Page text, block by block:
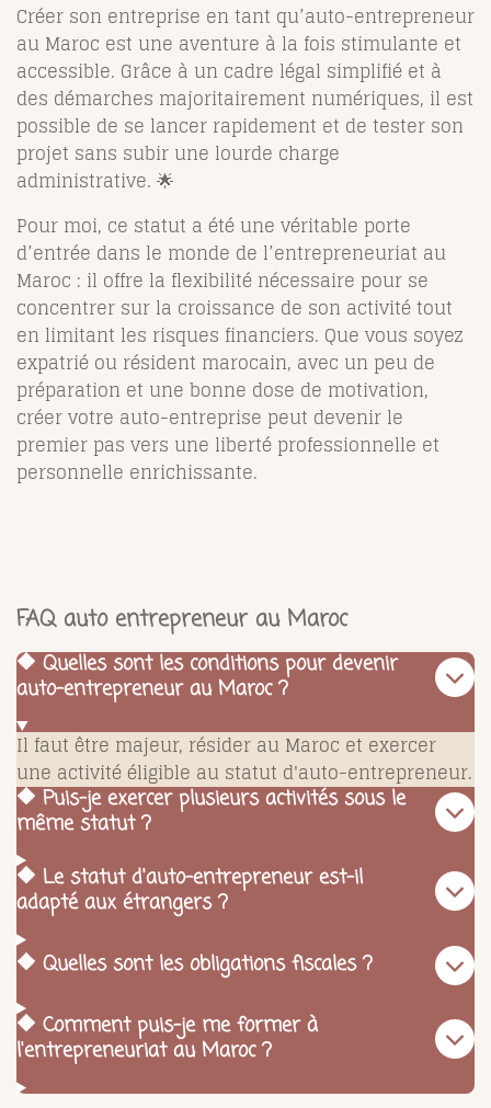
Créer son entreprise en tant qu’auto-entrepreneur
au Maroc est une aventure à la fois stimulante et
accessible. Grâce à un cadre légal simplifié et à
des démarches majoritairement numériques, il est
possible de se lancer rapidement et de tester son
projet sans subir une lourde charge
administrative. 🌟
Pour moi, ce statut a été une véritable porte
d’entrée dans le monde de l’entrepreneuriat au
Maroc : il offre la flexibilité nécessaire pour se
concentrer sur la croissance de son activité tout
en limitant les risques financiers. Que vous soyez
expatrié ou résident marocain, avec un peu de
préparation et une bonne dose de motivation,
créer votre auto-entreprise peut devenir le
premier pas vers une liberté professionnelle et
personnelle enrichissante.
FAQ auto entrepreneur au Maroc
🔶 Quelles sont les conditions pour devenir
auto-entrepreneur au Maroc ?
Il faut être majeur, résider au Maroc et exercer
une activité éligible au statut d'auto-entrepreneur.
🔶 Puis-je exercer plusieurs activités sous le
même statut ?
🔶 Le statut d'auto-entrepreneur est-il
adapté aux étrangers ?
🔶 Quelles sont les obligations fiscales ?
🔶 Comment puis-je me former à
l'entrepreneuriat au Maroc ?